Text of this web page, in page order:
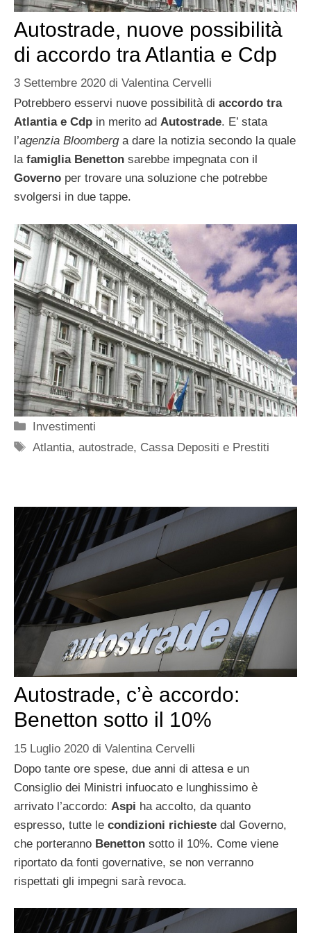
Autostrade, nuove possibilità
di accordo tra Atlantia e Cdp
3 Settembre 2020 di Valentina Cervelli
Potrebbero esservi nuove possibilità di accordo tra
Atlantia e Cdp in merito ad Autostrade. E’ stata
l’agenzia Bloomberga dare la notizia secondo la quale
la famiglia Benetton sarebbe impegnata con il
Governo per trovare una soluzione che potrebbe
svolgersi in due tappe.
Categorie
Investimenti
Tag
Atlantia,autostrade, Cassa Depositi e Prestiti
Autostrade, c’è accordo:
Benetton sotto il 10%
15 Luglio 2020 di Valentina Cervelli
Dopo tante ore spese, due anni di attesa e un
Consiglio dei Ministri infuocato e lunghissimo è
arrivato l’accordo: Aspi ha accolto, da quanto
espresso, tutte le condizioni richieste dal Governo,
che porteranno Benetton sotto il 10%. Come viene
riportato da fonti governative, se non verranno
rispettati gli impegni sarà revoca.